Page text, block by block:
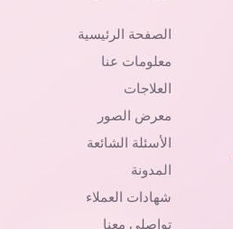
الصفحة الرئيسية
معلومات عنا
العلاجات
معرض الصور
الأسئلة الشائعة
المدونة
شهادات العملاء
تواصلي معنا